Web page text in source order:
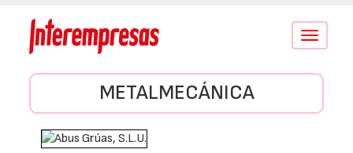
Conmutar
METALMECÁNICA